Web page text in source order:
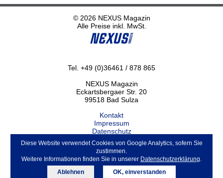
© 2026 NEXUS Magazin
Alle Preise inkl. MwSt.
Tel. +49 (0)36461 / 878 865
NEXUS Magazin
Eckartsbergaer Str. 20
99518 Bad Sulza
Kontakt
Impressum
Datenschutz
Haftungsausschluss
ABO kündigen
Diese Website verwendet Cookies von Google Analytics, sofern Sie
zustimmen.
Weitere Informationen finden Sie in unserer Datenschutzerklärung.
Ablehnen
OK, einverstanden